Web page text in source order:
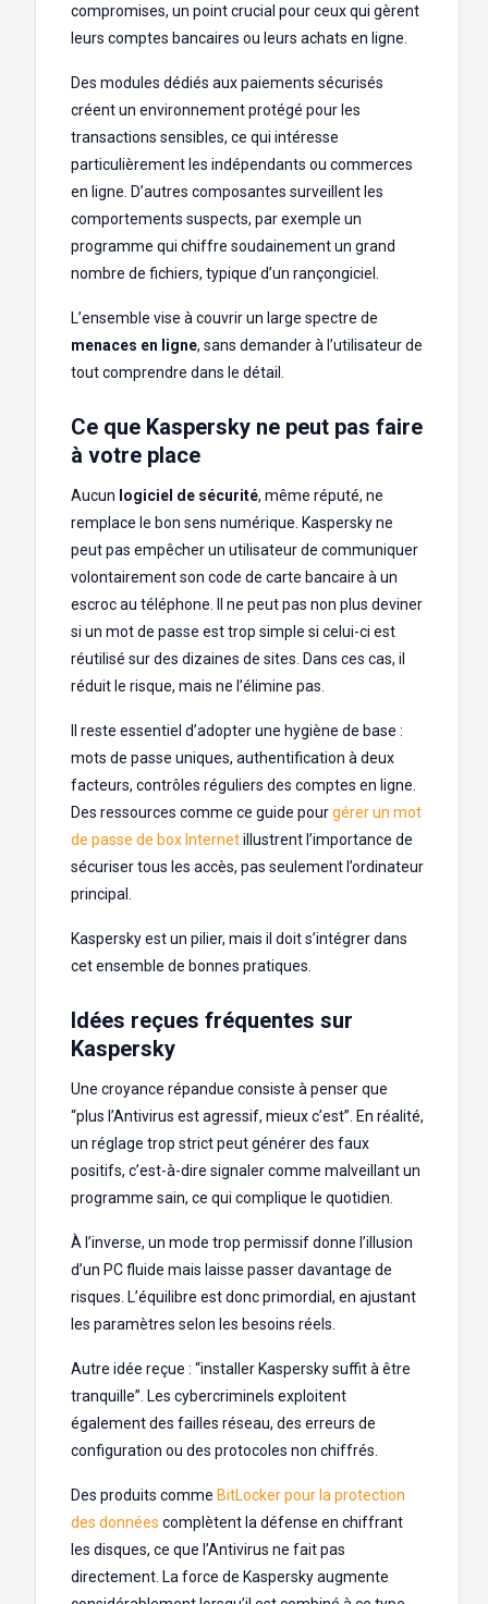
compromises, un point crucial pour ceux qui gèrent
leurs comptes bancaires ou leurs achats en ligne.
Des modules dédiés aux paiements sécurisés
créent un environnement protégé pour les
transactions sensibles, ce qui intéresse
particulièrement les indépendants ou commerces
en ligne. D’autres composantes surveillent les
comportements suspects, par exemple un
programme qui chiffre soudainement un grand
nombre de fichiers, typique d’un rançongiciel.
L’ensemble vise à couvrir un large spectre de
menaces en ligne, sans demander à l’utilisateur de
tout comprendre dans le détail.
Ce que Kaspersky ne peut pas faire
à votre place
Aucun logiciel de sécurité, même réputé, ne
remplace le bon sens numérique. Kaspersky ne
peut pas empêcher un utilisateur de communiquer
volontairement son code de carte bancaire à un
escroc au téléphone. Il ne peut pas non plus deviner
si un mot de passe est trop simple si celui-ci est
réutilisé sur des dizaines de sites. Dans ces cas, il
réduit le risque, mais ne l’élimine pas.
Il reste essentiel d’adopter une hygiène de base :
mots de passe uniques, authentification à deux
facteurs, contrôles réguliers des comptes en ligne.
Des ressources comme ce guide pourgérer un mot
de passe de box Internetillustrent l’importance de
sécuriser tous les accès, pas seulement l’ordinateur
principal.
Kaspersky est un pilier, mais il doit s’intégrer dans
cet ensemble de bonnes pratiques.
Idées reçues fréquentes sur
Kaspersky
Une croyance répandue consiste à penser que
“plus l’Antivirus est agressif, mieux c’est”. En réalité,
un réglage trop strict peut générer des faux
positifs, c’est-à-dire signaler comme malveillant un
programme sain, ce qui complique le quotidien.
À l’inverse, un mode trop permissif donne l’illusion
d’un PC fluide mais laisse passer davantage de
risques. L’équilibre est donc primordial, en ajustant
les paramètres selon les besoins réels.
Autre idée reçue : “installer Kaspersky suffit à être
tranquille”. Les cybercriminels exploitent
également des failles réseau, des erreurs de
configuration ou des protocoles non chiffrés.
Des produits comme BitLocker pour la protection
des données complètent la défense en chiffrant
les disques, ce que l’Antivirus ne fait pas
directement. La force de Kaspersky augmente